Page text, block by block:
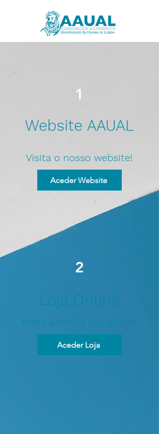
1
Website AAUAL
Visita o nosso website!
Aceder Website
2
Loja Online
Visita a nossa loja online!
Aceder Loja